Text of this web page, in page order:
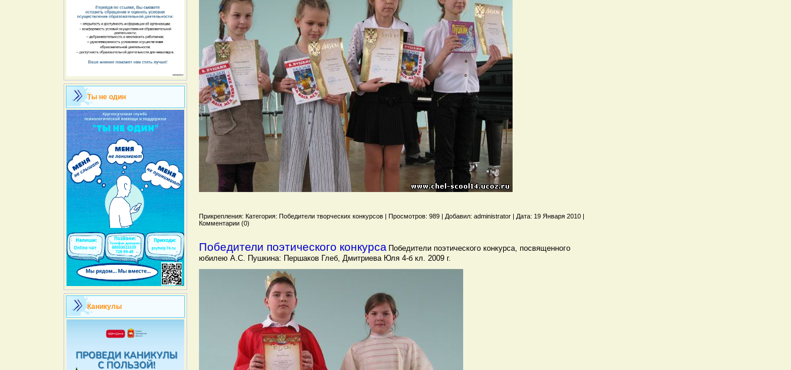
Ты не один
Каникулы
Прикрепления: Категория: Победители творческих конкурсов | Просмотров: 989 | Добавил: administrator | Дата: 19 Января 2010 |
Комментарии (0)
Победители поэтического конкурса Победители поэтического конкурса, посвященного
юбилею А.С. Пушкина: Першаков Глеб, Дмитриева Юля 4-б кл. 2009 г.